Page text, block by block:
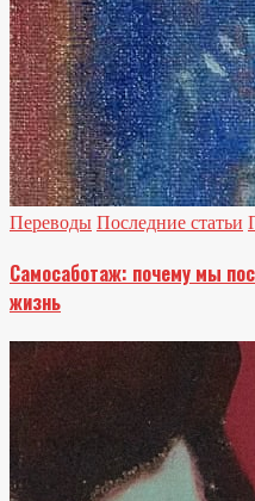
Переводы Последние статьи
Самосаботаж: почему мы
жизнь